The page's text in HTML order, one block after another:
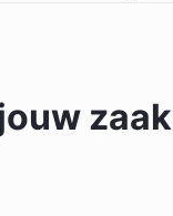
zaak